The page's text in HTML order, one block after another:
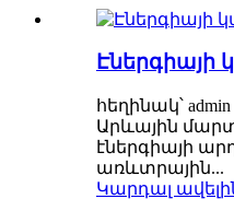
Էներգիայի
հեղինակ՝ admin
Արևային
էներգիայի
առևտրային...
Կարդալ